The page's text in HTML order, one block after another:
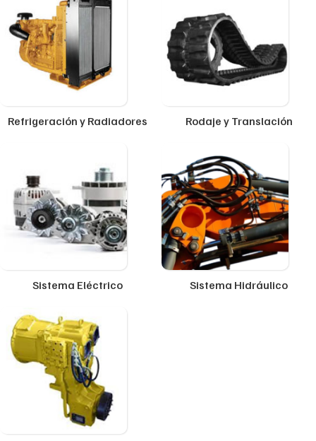
Refrigeración y Radiadores Rodaje y Translación
Sistema Eléctrico Sistema Hidráulico